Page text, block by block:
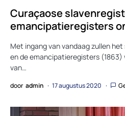
Curaçaose
emancipatieregisters
Met ingang van vandaag zullen
en de emancipatieregisters
van…
door admin 17 augustus 2020